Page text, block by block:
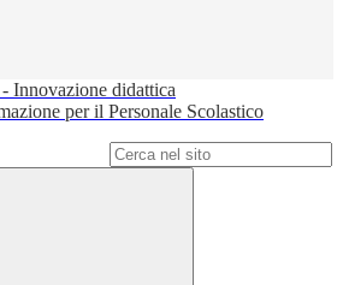
Innovazione didattica
per il Personale Scolastico